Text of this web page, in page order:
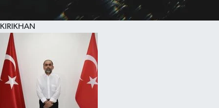
KIRIKHAN